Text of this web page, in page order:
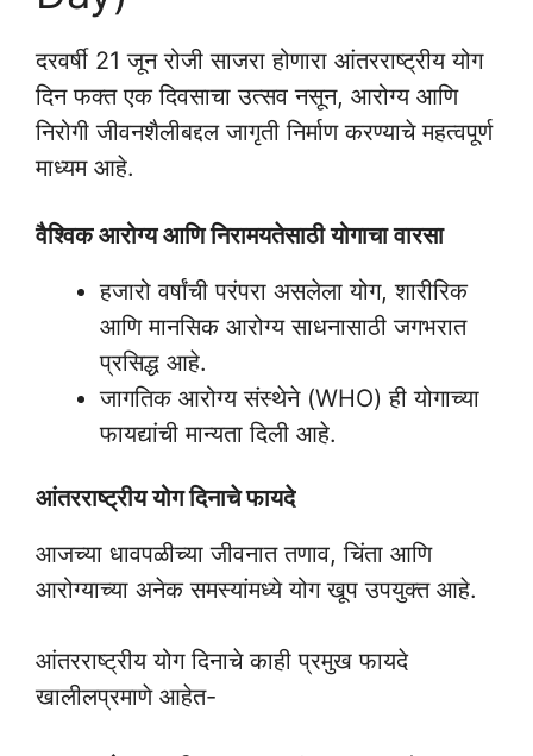
दरवर्षी 21 जून रोजी साजरा होणारा आंतरराष्ट्रीय योग
दिन फक्त एक दिवसाचा उत्सव नसून, आरोग्य आणि
निरोगी जीवनशैलीबद्दल जागृती निर्माण करण्याचे महत्वपूर्ण
माध्यम आहे.
वैश्विक आरोग्य आणि निरामयतेसाठी योगाचा वारसा
हजारो वर्षांची परंपरा असलेला योग, शारीरिक
आणि मानसिक आरोग्य साधनासाठी जगभरात
प्रसिद्ध आहे.
जागतिक आरोग्य संस्थेने (WHO) ही योगाच्या
फायद्यांची मान्यता दिली आहे.
आंतरराष्ट्रीय योग दिनाचे फायदे
आजच्या धावपळीच्या जीवनात तणाव, चिंता आणि
आरोग्याच्या अनेक समस्यांमध्ये योग खूप उपयुक्त आहे.
आंतरराष्ट्रीय योग दिनाचे काही प्रमुख फायदे
खालीलप्रमाणे आहेत-